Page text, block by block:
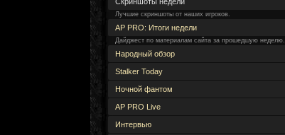
Лучшие скриншоты от наших игроков.
AP PRO: Итоги недели
Дайджест по материалам сайта за прошедшую неделю.
Народный обзор
Stalker Today
Ночной фантом
AP PRO Live
Интервью